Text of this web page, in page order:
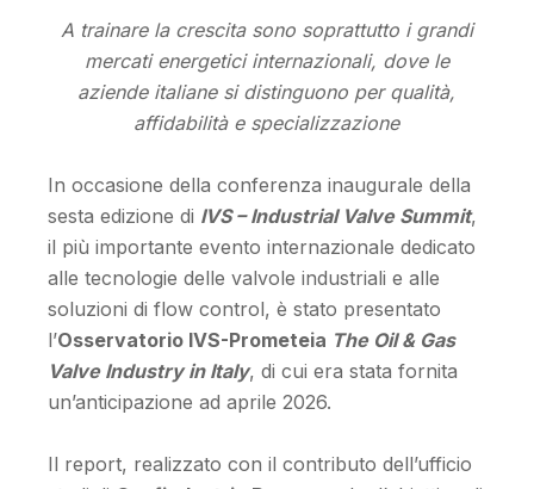
A trainare la crescita sono soprattutto i grandi
mercati energetici internazionali, dove le
aziende italiane si distinguono per qualità,
affidabilità e specializzazione
In occasione della conferenza inaugurale della
sesta edizione di IVS – Industrial Valve Summit,
il più importante evento internazionale dedicato
alle tecnologie delle valvole industriali e alle
soluzioni di flow control, è stato presentato
l’Osservatorio IVS-Prometeia The Oil & Gas
Valve Industry in Italy, di cui era stata fornita
un’anticipazione ad aprile 2026.
Il report, realizzato con il contributo dell’ufficio